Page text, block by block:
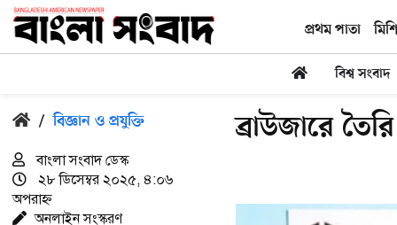
প্রথম পাতা
বিশ্ব সংবাদ
/ বিজ্ঞান ও প্রযুক্তি
বাংলা সংবাদ ডেস্ক
২৮ ডিসেম্বর ২০২৫, ৪:০৬
অপরাহ্ন
অনলাইন সংস্করণ
ব্রাউজারে